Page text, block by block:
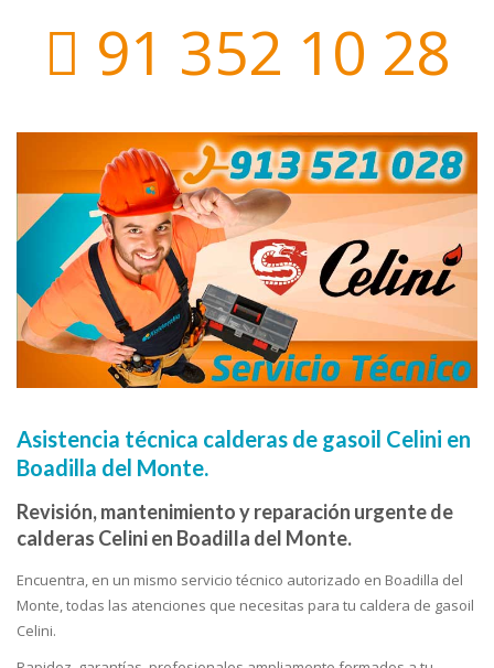
91 352 10 28
Asistencia técnica calderas de gasoil Celini en
Boadilla del Monte.
Revisión, mantenimiento y reparación urgente de
calderas Celini en Boadilla del Monte.
Encuentra, en un mismo servicio técnico autorizado en Boadilla del
Monte, todas las atenciones que necesitas para tu caldera de gasoil
Celini.